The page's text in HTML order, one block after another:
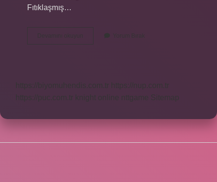
Fıtıklaşmış…
https://nup.com.tr
nttgame Sitemap